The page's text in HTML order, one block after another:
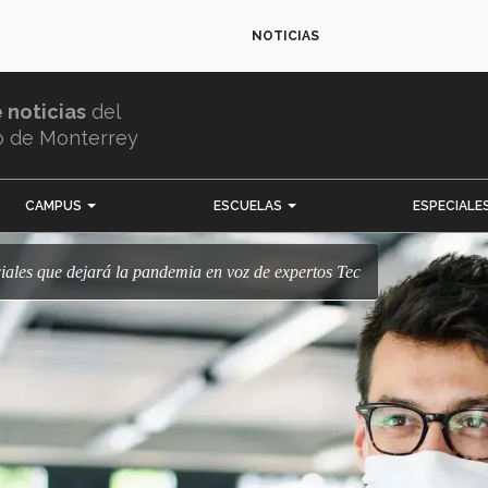
NOTICIAS
noticias del
de Monterrey
CAMPUS ESCUELAS
que dejará la pandemia en voz de expertos Tec